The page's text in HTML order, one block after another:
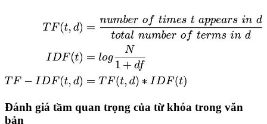
Đánh giá tầm quan trọng của từ khóa trong văn
bản